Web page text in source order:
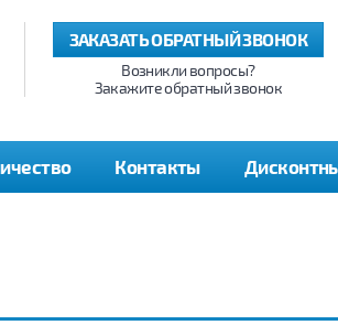
ЗАКАЗАТЬ ОБРАТНЫЙ ЗВОНОК
Возникли вопросы?
Закажите обратный звонок
Контакты